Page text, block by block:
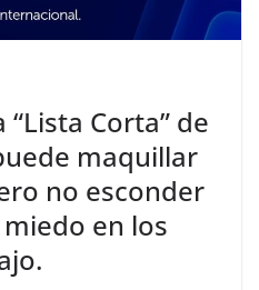
“Lista Corta” de
maquillar
no esconder
en los